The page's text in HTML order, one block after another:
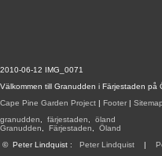
2010-06-12 IMG_0071
Välkommen till Granudden i Färjestaden
Cape Pine Garden Project | Footer | Sitemap
granudden
färjestaden
öland
Granudden
Färjestaden
Öland
© Peter Lindquist : Peter Lindquist |